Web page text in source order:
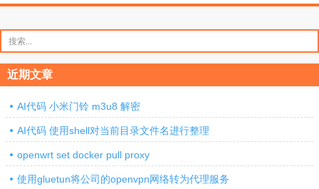
索：
近期文章
AI代码 小米门铃 m3u8 解密
AI代码 使用shell对当前目录文件名进行整理
openwrt set docker pull proxy
使用gluetun将公司的openvpn网络转为代理服务